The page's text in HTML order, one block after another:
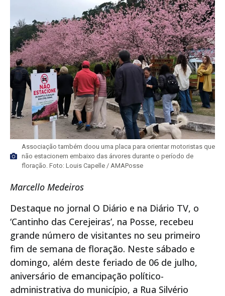
Associação também doou uma placa para orientar motoristas que
não estacionem embaixo das árvores durante o período de
floração. Foto: Louis Capelle / AMAPosse
Marcello Medeiros
Destaque no jornal O Diário e na Diário TV, o
‘Cantinho das Cerejeiras’, na Posse, recebeu
grande número de visitantes no seu primeiro
fim de semana de floração. Neste sábado e
domingo, além deste feriado de 06 de julho,
aniversário de emancipação político-
administrativa do município, a Rua Silvério